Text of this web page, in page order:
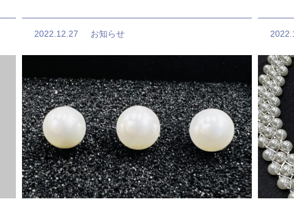
2022.12.27 お知らせ